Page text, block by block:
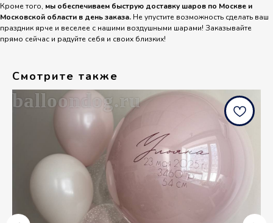
Кроме того, мы обеспечиваем быструю доставку шаров по Москве и
Московской области в день заказа. Не упустите возможность сделать ваш
праздник ярче и веселее с нашими воздушными шарами! Заказывайте
прямо сейчас и радуйте себя и своих близких!
Смотрите также
balloondog.ru